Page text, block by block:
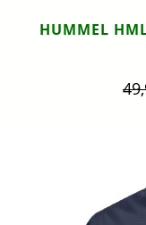
HUMMEL